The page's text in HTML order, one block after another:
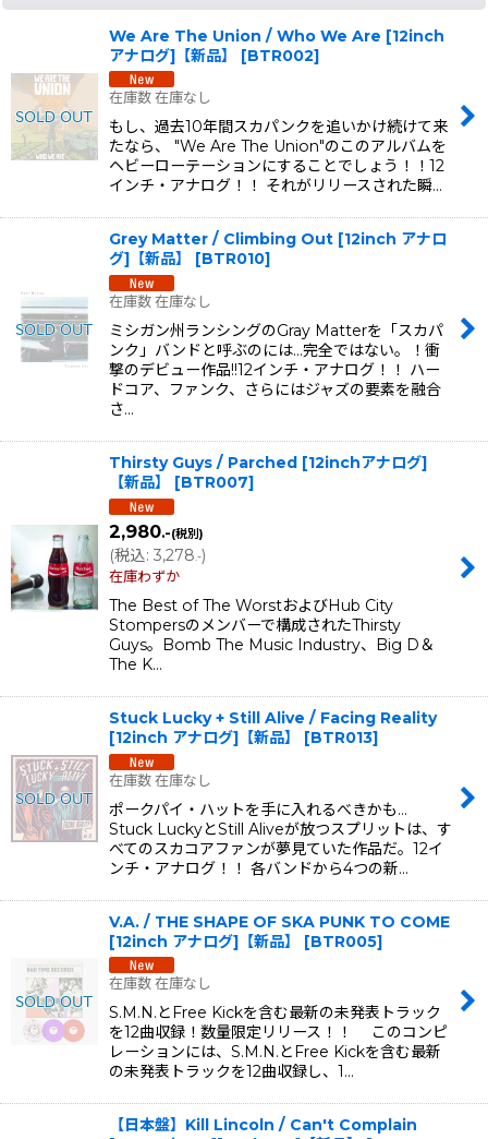
We Are The Union / Who We Are [12inch
アナログ]【新品】
[BTR002]
在庫数 在庫なし
もし、過去10年間スカパンクを追いかけ続けて来
たなら、 "We Are The Union"のこのアルバムを
ヘビーローテーションにすることでしょう！！12
インチ・アナログ！！ それがリリースされた瞬…
Grey Matter / Climbing Out [12inch アナロ
グ]【新品】
[BTR010]
在庫数 在庫なし
ミシガン州ランシングのGray Matterを「スカパ
ンク」バンドと呼ぶのには...完全ではない。！衝
撃のデビュー作品!!12インチ・アナログ！！ ハー
ドコア、ファンク、さらにはジャズの要素を融合
さ…
Thirsty Guys / Parched [12inchアナログ]
【新品】
[BTR007]
2,980.-(税別)
(税込: 3,278.-)
在庫わずか
The Best of The WorstおよびHub City
Stompersのメンバーで構成されたThirsty
Guys。Bomb The Music Industry、Big D＆
The K…
Stuck Lucky + Still Alive / Facing Reality
[12inch アナログ]【新品】
[BTR013]
在庫数 在庫なし
ポークパイ・ハットを手に入れるべきかも…
Stuck LuckyとStill Aliveが放つスプリットは、す
べてのスカコアファンが夢見ていた作品だ。12イ
ンチ・アナログ！！ 各バンドから4つの新…
V.A. / THE SHAPE OF SKA PUNK TO COME
[12inch アナログ]【新品】
[BTR005]
在庫数 在庫なし
S.M.N.とFree Kickを含む最新の未発表トラック
を12曲収録！数量限定リリース！！ このコンピ
レーションには、S.M.N.とFree Kickを含む最新
の未発表トラックを12曲収録し、1…
【日本盤】Kill Lincoln / Can't Complain